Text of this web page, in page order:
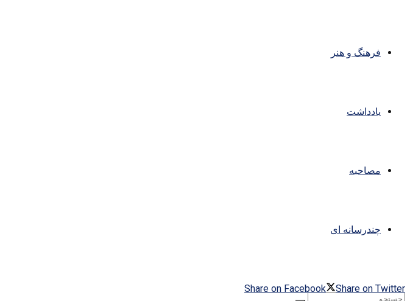
فرهنگ و هنر
یادداشت
مصاحبه
چندرسانه ای
Share on Facebook
Share on Twitter